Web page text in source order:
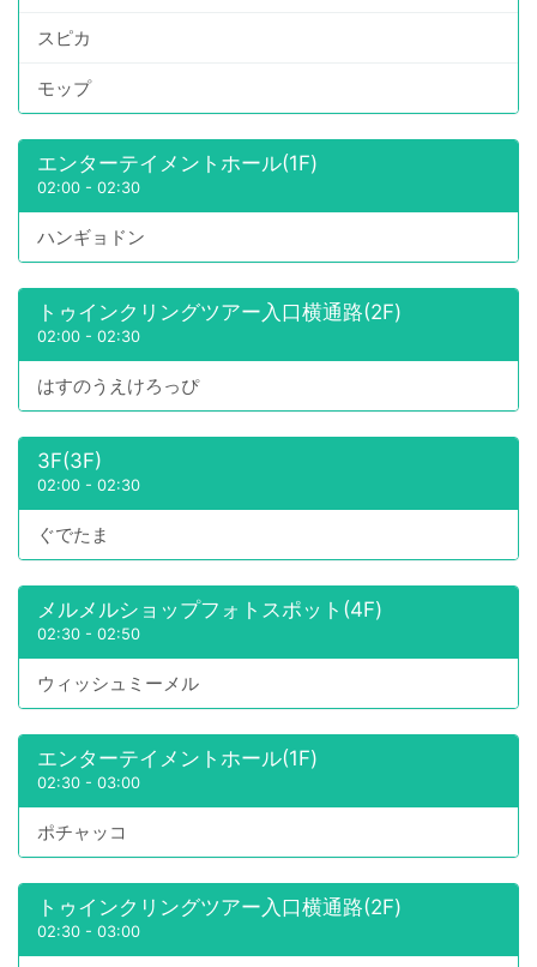
スピカ
モップ
エンターテイメントホール(1F)
02:00 - 02:30
ハンギョドン
トゥインクリングツアー入口横通路(2F)
02:00 - 02:30
はすのうえけろっぴ
3F(3F)
02:00 - 02:30
ぐでたま
メルメルショップフォトスポット(4F)
02:30 - 02:50
ウィッシュミーメル
エンターテイメントホール(1F)
02:30 - 03:00
ポチャッコ
トゥインクリングツアー入口横通路(2F)
02:30 - 03:00